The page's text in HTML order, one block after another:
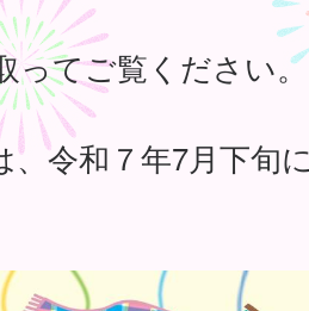
ってご覧ください。
、令和７年7月下旬